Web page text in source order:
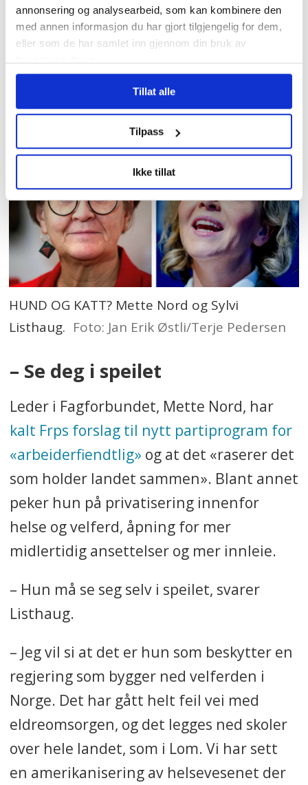
annonsering og analysearbeid, som kan kombinere den
med annen informasjon du har gjort tilgjengelig for dem,
eller som de har samlet inn gjennom din bruk av
Tillat alle
Tilpass
Ikke tillat
helsepersonell, så lønningene har blitt
pressa oppover. Det er bra.
•Nord raser over Frps partiprogram: – ⁠
Beveger oss mot en «Trumpsk» retning
HUND OG KATT? Mette Nord og Sylvi
Listhaug. Foto: Jan Erik Østli/Terje Pedersen
– Se deg i speilet
Leder i Fagforbundet, Mette Nord, har
kalt Frps forslag til nytt partiprogram for
«arbeiderfiendtlig» og at det «raserer det
som holder landet sammen». Blant annet
peker hun på privatisering innenfor
helse og velferd, åpning for mer
midlertidig ansettelser og mer innleie.
– Hun må se seg selv i speilet, svarer
Listhaug.
– Jeg vil si at det er hun som beskytter en
regjering som bygger ned velferden i
Norge. Det har gått helt feil vei med
eldreomsorgen, og det legges ned skoler
over hele landet, som i Lom. Vi har sett
en amerikanisering av helsevesenet der